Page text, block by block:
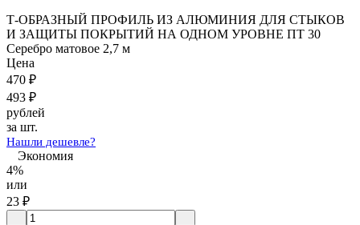
Т-ОБРАЗНЫЙ ПРОФИЛЬ ИЗ АЛЮМИНИЯ ДЛЯ СТЫКОВ
И ЗАЩИТЫ ПОКРЫТИЙ НА ОДНОМ УРОВНЕ ПТ 30
Серебро матовое 2,7 м
Цена
470 ₽
493 ₽
рублей
за шт.
Нашли дешевле?
Экономия
4%
или
23 ₽